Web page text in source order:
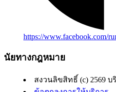
https://www.facebook.com/
นัยทางกฎหมาย
สงวนลิขสิทธิ์ (c) 2569